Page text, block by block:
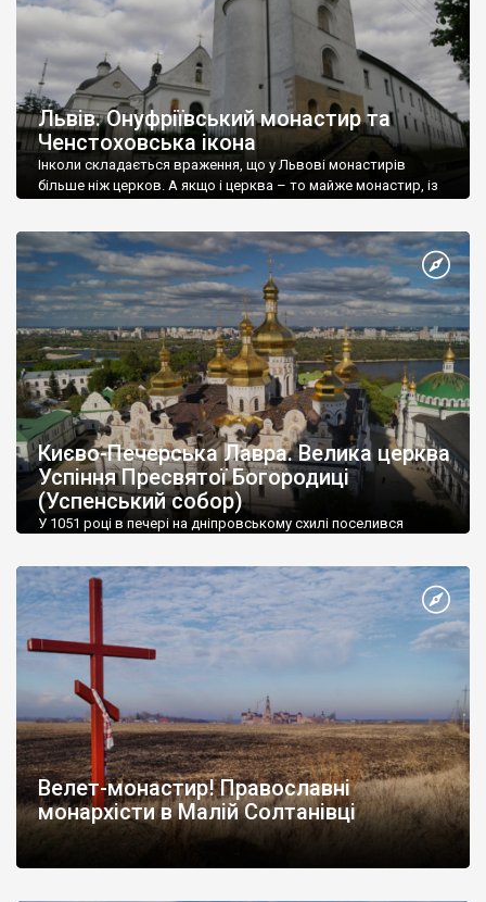
Львів. Онуфріївський монастир та
Ченстоховська ікона
Інколи складається враження, що у Львові монастирів
більше ніж церков. А якщо і церква – то майже монастир, із
Києво-Печерська Лавра. Велика церква
Успіння Пресвятої Богородиці
(Успенський собор)
У 1051 році в печері на дніпровському схилі поселився
Велет-монастир! Православні
монархісти в Малій Солтанівці